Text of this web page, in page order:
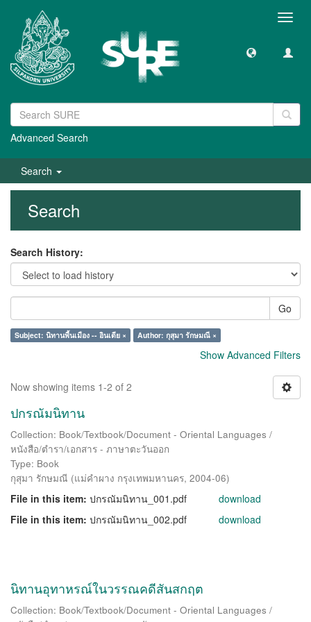
Advanced Search
Search
Search
Search History:
Go
Subject: นิทานพื้นเมือง -- อินเดีย × Author: กุสุมา รักษมณี ×
Show Advanced Filters
Now showing items 1-2 of 2
ปกรณัมนิทาน
Collection: Book/Textbook/Document - Oriental Languages /
หนังสือ/ตำรา/เอกสาร - ภาษาตะวันออก
Type: Book
กุสุมา รักษมณี (แม่คำผาง กรุงเทพมหานคร, 2004-06)
File in this item: ปกรณัมนิทาน_001.pdf
download
File in this item: ปกรณัมนิทาน_002.pdf download
นิทานอุทาหรณ์ในวรรณคดีสันสกฤต
Collection: Book/Textbook/Document - Oriental Languages /